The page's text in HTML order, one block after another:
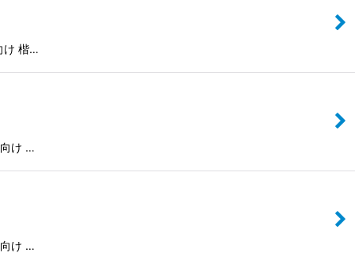
け 楷…
け …
け …